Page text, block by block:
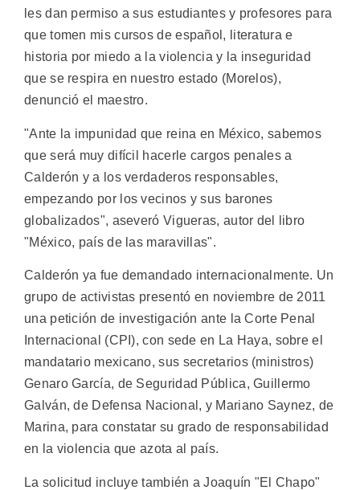
les dan permiso a sus estudiantes y profesores para
que tomen mis cursos de español, literatura e
historia por miedo a la violencia y la inseguridad
que se respira en nuestro estado (Morelos),
denunció el maestro.
"Ante la impunidad que reina en México, sabemos
que será muy difícil hacerle cargos penales a
Calderón y a los verdaderos responsables,
empezando por los vecinos y sus barones
globalizados", aseveró Vigueras, autor del libro
"México, país de las maravillas".
Calderón ya fue demandado internacionalmente. Un
grupo de activistas presentó en noviembre de 2011
una petición de investigación ante la Corte Penal
Internacional (CPI), con sede en La Haya, sobre el
mandatario mexicano, sus secretarios (ministros)
Genaro García, de Seguridad Pública, Guillermo
Galván, de Defensa Nacional, y Mariano Saynez, de
Marina, para constatar su grado de responsabilidad
en la violencia que azota al país.
La solicitud incluye también a Joaquín "El Chapo"